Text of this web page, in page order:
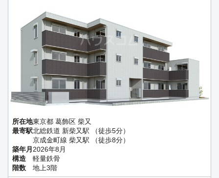
所在地東京都 葛飾区 柴又
最寄駅北総鉄道 新柴又駅 （徒歩5分）
京成金町線 柴又駅 （徒歩8分）
築年月 2026年8月
構造
軽量鉄骨
階数
地上3階